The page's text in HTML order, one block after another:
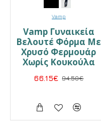
Vamp
Vamp Γυναικεία
Βελουτέ Φόρμα Με
Χρυσό Φερμουάρ
Χωρίς Κουκούλα
66.15€ 94.50€